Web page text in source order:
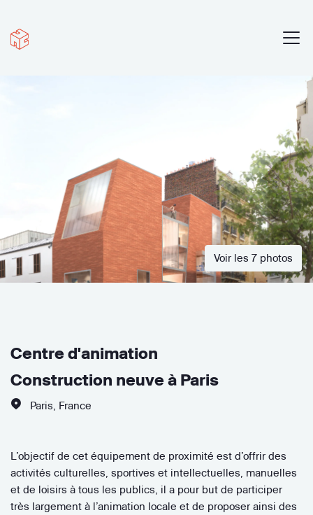
Voir les 7 photos
Centre d'animation
Construction neuve à Paris
Paris France
L’objectif de cet équipement de proximité est d’offrir des
activités culturelles, sportives et intellectuelles, manuelles
et de loisirs à tous les publics, il a pour but de participer
très largement à l’animation locale et de proposer ainsi des